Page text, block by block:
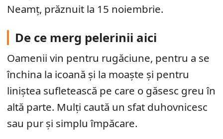
Neamț, prăznuit la 15 noiembrie.
De ce merg pelerinii aici
Oamenii vin pentru rugăciune, pentru a se
închina la icoană și la moaște și pentru
liniștea sufletească pe care o găsesc greu în
altă parte. Mulți caută un sfat duhovnicesc
sau pur și simplu împăcare.